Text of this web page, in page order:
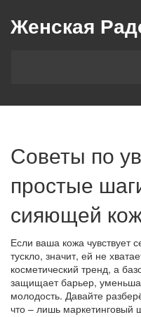
Женская
Советы по
простые
сияющей
Если ваша кожа чувствует
тускло, значит, ей не
косметический тренд, а
защищает барьер,
молодость. Давайте
что – лишь маркетинговый